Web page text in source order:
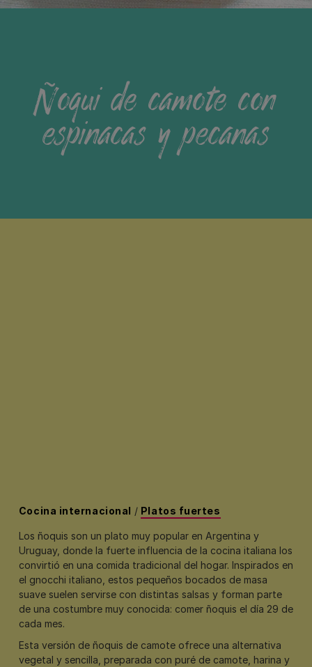
Ñoqui de camote con
espinacas y pecanas
Cocina internacional / Platos fuertes
Los ñoquis son un plato muy popular en Argentina y
Uruguay, donde la fuerte influencia de la cocina italiana los
convirtió en una comida tradicional del hogar. Inspirados en
el gnocchi italiano, estos pequeños bocados de masa
suave suelen servirse con distintas salsas y forman parte
de una costumbre muy conocida: comer ñoquis el día 29 de
cada mes.
Esta versión de ñoquis de camote ofrece una alternativa
vegetal y sencilla, preparada con puré de camote, harina y